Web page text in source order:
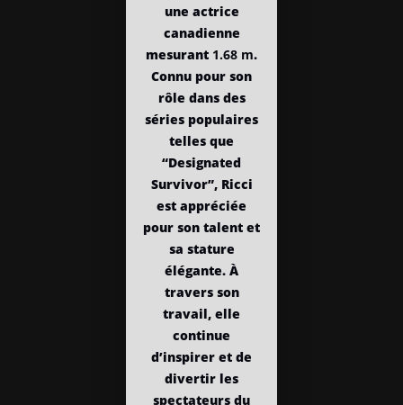
une actrice
canadienne
mesurant 1.68 m.
Connu pour son
rôle dans des
séries populaires
telles que
“Designated
Survivor”, Ricci
est appréciée
pour son talent et
sa stature
élégante. À
travers son
travail, elle
continue
d’inspirer et de
divertir les
spectateurs du